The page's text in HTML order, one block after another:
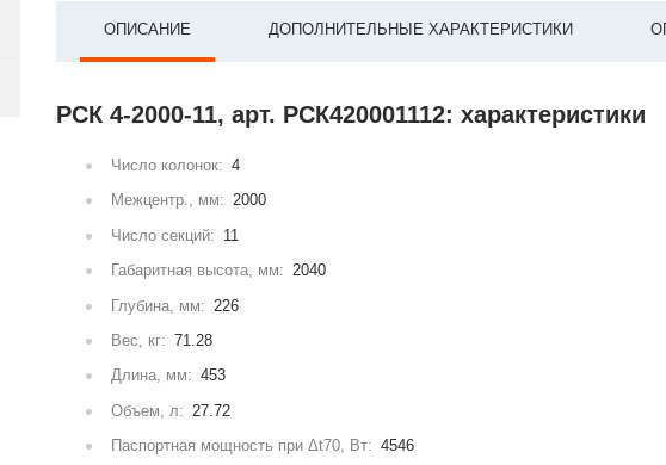
ОПИСАНИЕ ДОПОЛНИТЕЛЬНЫЕ ХАРАКТЕРИСТИКИ
РСК 4-2000-11, арт. РСК420001112: характеристики
Число колонок: 4
Межцентр., мм: 2000
Число секций: 11
Габаритная высота, мм: 2040
Глубина, мм: 226
Вес, кг: 71.28
Длина, мм: 453
Объем, л: 27.72
Паспортная мощность при Δt70, Вт: 4546